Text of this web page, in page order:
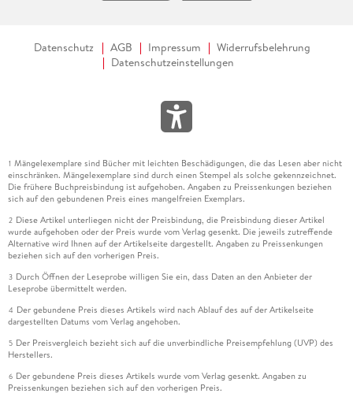
Datenschutz AGB Impressum
Widerrufsbelehrung
Datenschutzeinstellungen
1 Mängelexemplare sind Bücher mit leichten Beschädigungen, die das Lesen aber nicht
einschränken. Mängelexemplare sind durch einen Stempel als solche gekennzeichnet.
Die frühere Buchpreisbindung ist aufgehoben. Angaben zu Preissenkungen beziehen
sich auf den gebundenen Preis eines mangelfreien Exemplars.
2 Diese Artikel unterliegen nicht der Preisbindung, die Preisbindung dieser Artikel
wurde aufgehoben oder der Preis wurde vom Verlag gesenkt. Die jeweils zutreffende
Alternative wird Ihnen auf der Artikelseite dargestellt. Angaben zu Preissenkungen
beziehen sich auf den vorherigen Preis.
3 Durch Öffnen der Leseprobe willigen Sie ein, dass Daten an den Anbieter der
Leseprobe übermittelt werden.
4 Der gebundene Preis dieses Artikels wird nach Ablauf des auf der Artikelseite
dargestellten Datums vom Verlag angehoben.
5 Der Preisvergleich bezieht sich auf die unverbindliche Preisempfehlung (UVP) des
Herstellers.
6 Der gebundene Preis dieses Artikels wurde vom Verlag gesenkt. Angaben zu
Preissenkungen beziehen sich auf den vorherigen Preis.